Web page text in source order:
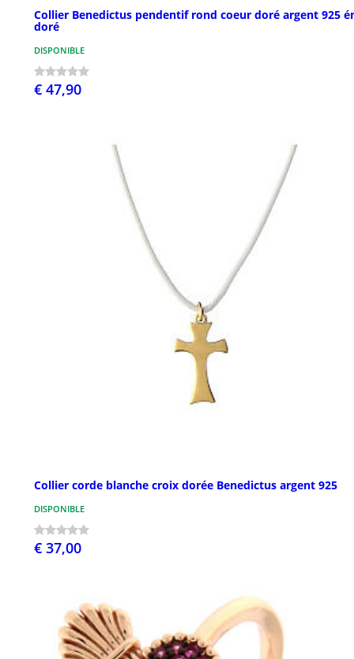
Collier Benedictus pendentif rond coeur doré argent 925
doré
DISPONIBLE
€ 47,90
Collier corde blanche croix dorée Benedictus argent 925
DISPONIBLE
€ 37,00